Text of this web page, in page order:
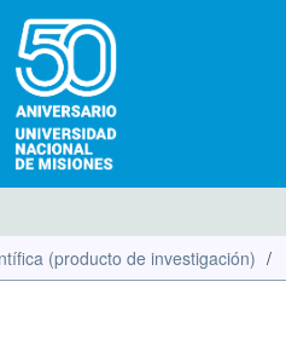
(producto de investigación)